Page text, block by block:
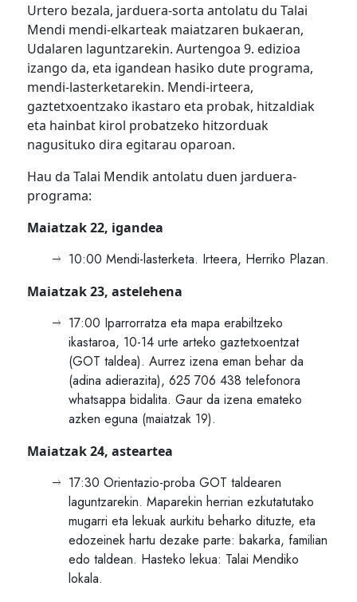
Urtero bezala, jarduera-sorta antolatu du Talai
Mendi mendi-elkarteak maiatzaren bukaeran,
Udalaren laguntzarekin. Aurtengoa 9. edizioa
izango da, eta igandean hasiko dute programa,
mendi-lasterketarekin. Mendi-irteera,
gaztetxoentzako ikastaro eta probak, hitzaldiak
eta hainbat kirol probatzeko hitzorduak
nagusituko dira egitarau oparoan.
Hau da Talai Mendik antolatu duen jarduera-
programa:
Maiatzak 22, igandea
10:00 Mendi-lasterketa. Irteera, Herriko Plazan.
Maiatzak 23, astelehena
17:00 Iparrorratza eta mapa erabiltzeko
ikastaroa, 10-14 urte arteko gaztetxoentzat
(GOT taldea). Aurrez izena eman behar da
(adina adierazita), 625 706 438 telefonora
whatsappa bidalita. Gaur da izena emateko
azken eguna (maiatzak 19).
Maiatzak 24, asteartea
17:30 Orientazio-proba GOT taldearen
laguntzarekin. Maparekin herrian ezkutatutako
mugarri eta lekuak aurkitu beharko dituzte, eta
edozeinek hartu dezake parte: bakarka, familian
edo taldean. Hasteko lekua: Talai Mendiko
lokala.